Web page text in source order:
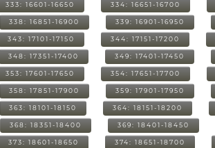
333: 16601-16650 334: 16651-16700
338: 16851-16900 339: 16901-16950
343: 17101-17150 344: 17151-17200
348: 17351-17400 349: 17401-17450
353: 17601-17650 354: 17651-17700
358: 17851-17900 359: 17901-17950
363: 18101-18150 364: 18151-18200
368: 18351-18400 369: 18401-18450
373: 18601-18650 374: 18651-18700